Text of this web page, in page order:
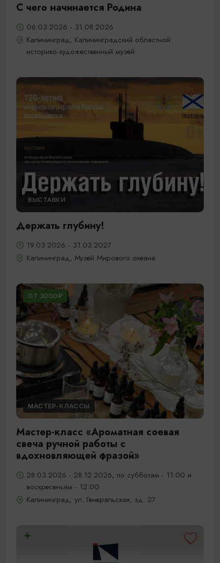
С чего начинается Родина
06.03.2026 - 31.08.2026
Калининград, Калининградский областной
историко-художественный музей
ВЫСТАВКИ
Держать глубину!
19.03.2026 - 31.03.2027
Калининград, Музей Мирового океана
ОТ 3000₽
МАСТЕР-КЛАССЫ
Мастер-класс «Ароматная соевая
свеча ручной работы с
вдохновляющей фразой»
28.03.2026 - 28.12.2026, по субботам - 11:00 и
воскресеньям - 12:00
Калининград, ул. Генеральская, зд. 27